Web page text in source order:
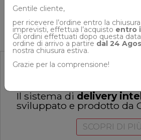
Il sistema di delivery
sviluppato e prodotto da
SCOPRI DI PIÙ
Gentile cliente,
per ricevere l’ordine entro la chiusura
imprevisti, effettua l’acquisto entro
Gli ordini effettuati dopo questa
ordine di arrivo a partire dal 24
nostra chiusura estiva.
Grazie per la comprensione!